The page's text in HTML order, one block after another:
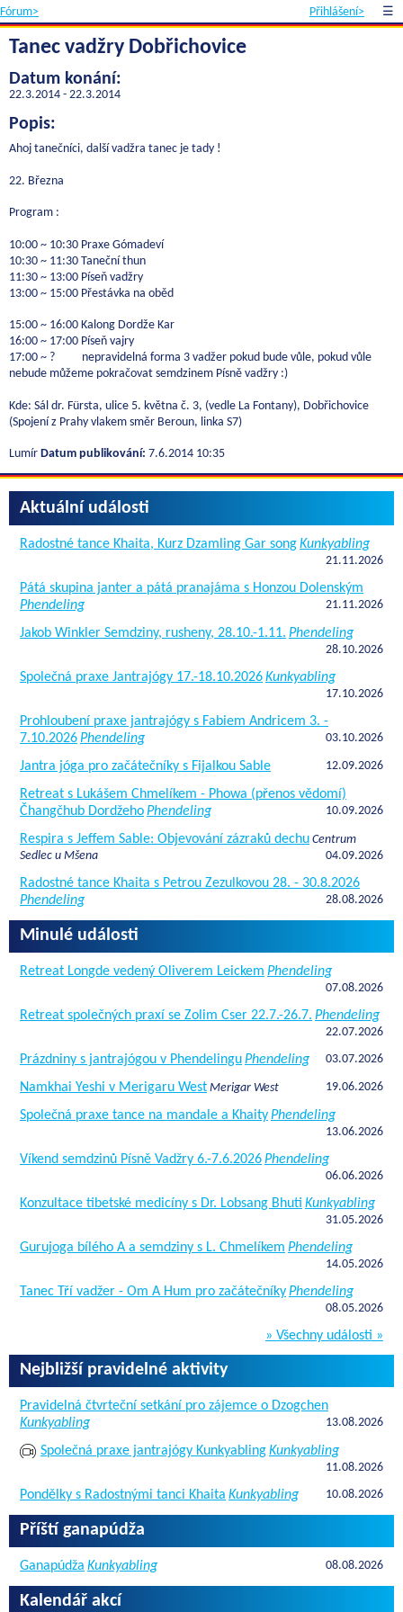
Fórum> Přihlášení> ☰
Tanec vadžry Dobřichovice
Datum konání:
22.3.2014 - 22.3.2014
Popis:
Ahoj tanečníci, další vadžra tanec je tady !
22. Března
Program :
10:00 ~ 10:30 Praxe Gómadeví
10:30 ~ 11:30 Taneční thun
11:30 ~ 13:00 Píseň vadžry
13:00 ~ 15:00 Přestávka na oběd
15:00 ~ 16:00 Kalong Dordže Kar
16:00 ~ 17:00 Píseň vajry
17:00 ~ ? nepravidelná forma 3 vadžer pokud bude vůle, pokud vůle
nebude můžeme pokračovat semdzinem Písně vadžry :)
Kde: Sál dr. Fürsta, ulice 5. května č. 3, (vedle La Fontany), Dobřichovice
(Spojení z Prahy vlakem směr Beroun, linka S7)
Lumír Datum publikování: 7.6.2014 10:35
Aktuální události
Radostné tance Khaita, Kurz Dzamling Gar songKunkyabling
21.11.2026
Pátá skupina janter a pátá pranajáma s Honzou Dolenským
Phendeling
21.11.2026
Jakob Winkler Semdziny, rusheny, 28.10.-1.11. Phendeling
28.10.2026
Společná praxe Jantrajógy 17.-18.10.2026Kunkyabling
17.10.2026
Prohloubení praxe jantrajógy s Fabiem Andricem 3. -
7.10.2026Phendeling 03.10.2026
Jantra jóga pro začátečníky s Fijalkou Sable 12.09.2026
Retreat s Lukášem Chmelíkem - Phowa (přenos vědomí)
Čhangčhub DordžehoPhendeling 10.09.2026
Respira s Jeffem Sable: Objevování zázraků dechu Centrum
Sedlec u Mšena
04.09.2026
Radostné tance Khaita s Petrou Zezulkovou 28. - 30.8.2026
Phendeling
28.08.2026
Minulé události
Retreat Longde vedený Oliverem Leickem Phendeling
07.08.2026
Retreat společných praxí se Zolim Cser 22.7.-26.7. Phendeling
22.07.2026
Prázdniny s jantrajógou v PhendelinguPhendeling 03.07.2026
Namkhai Yeshi v Merigaru West Merigar West 19.06.2026
Společná praxe tance na mandale a KhaityPhendeling
13.06.2026
Víkend semdzinů Písně Vadžry 6.-7.6.2026Phendeling
06.06.2026
Konzultace tibetské medicíny s Dr. Lobsang Bhuti Kunkyabling
31.05.2026
Gurujoga bílého A a semdziny s L. Chmelíkem Phendeling
14.05.2026
Tanec Tří vadžer - Om A Hum pro začátečníkyPhendeling
08.05.2026
» Všechny události »
Nejbližší pravidelné aktivity
Pravidelná čtvrteční setkání pro zájemce o Dzogchen
Kunkyabling
13.08.2026
Společná praxe jantrajógy KunkyablingKunkyabling
11.08.2026
Pondělky s Radostnými tanci Khaita Kunkyabling 10.08.2026
Příští ganapúdža
Ganapúdža Kunkyabling 08.08.2026
Kalendář akcí